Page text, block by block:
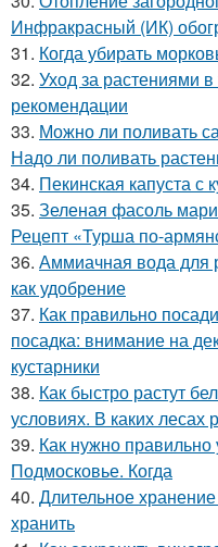
Инфракрасный (ИК)
31. Когда убирать
32. Уход за растениями
рекомендации
33. Можно ли поливать
Надо ли поливать
34. Пекинская капуста с
35. Зеленая фасоль
Рецепт «Турша по-
36. Аммиачная вода для
как удобрение
37. Как правильно
посадка: внимание на
кустарники
38. Как быстро растут
условиях. В каких лесах
39. Как нужно
Подмосковье. Когда
40. Длительное
хранить